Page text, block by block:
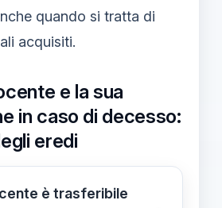
quando si tratta di
acquisiti.
e la sua
in caso di decesso:
eredi
è trasferibile